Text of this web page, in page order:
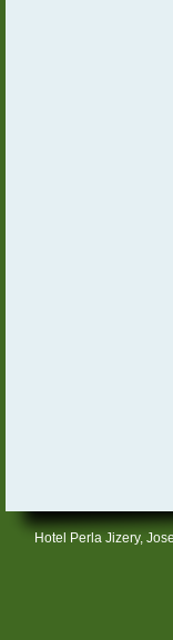
Hotel Perla Jizery,